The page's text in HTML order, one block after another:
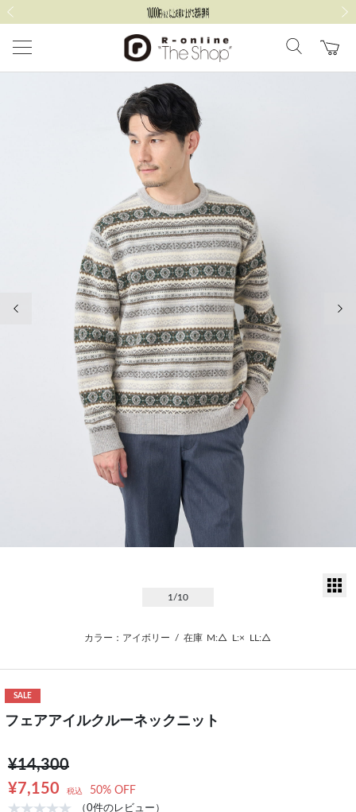
1 /10
カラー：アイボリー / 在庫 M:△ L:× LL:△
SALE
フェアアイルクルーネックニット
¥14,300
¥7,150
税込 50% OFF
（0件のレビュー）